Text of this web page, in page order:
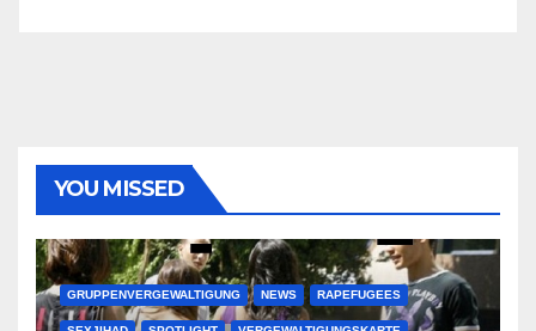
YOU MISSED
GRUPPENVERGEWALTIGUNG NEWS RAPEFUGEES